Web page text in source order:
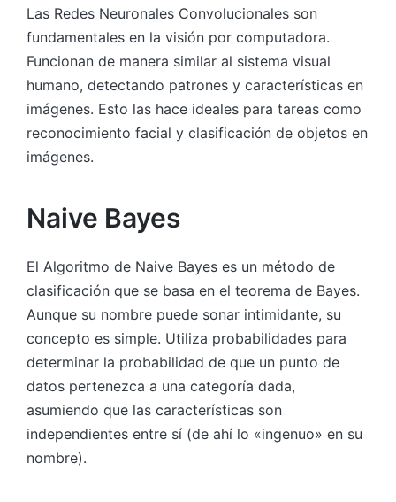
Las Redes Neuronales Convolucionales son
fundamentales en la visión por computadora.
Funcionan de manera similar al sistema visual
humano, detectando patrones y características en
imágenes. Esto las hace ideales para tareas como
reconocimiento facial y clasificación de objetos en
imágenes.
Naive Bayes
El Algoritmo de Naive Bayes es un método de
clasificación que se basa en el teorema de Bayes.
Aunque su nombre puede sonar intimidante, su
concepto es simple. Utiliza probabilidades para
determinar la probabilidad de que un punto de
datos pertenezca a una categoría dada,
asumiendo que las características son
independientes entre sí (de ahí lo «ingenuo» en su
nombre).